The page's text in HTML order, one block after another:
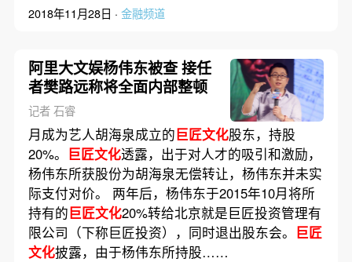
2018年11月28日 · 金融频道
阿里大文娱杨伟东被查 接任
者樊路远称将全面内部整顿
记者 石睿
月成为艺人胡海泉成立的巨匠文化股东，持股
20%。 巨匠文化透露，出于对人才的吸引和激励，
杨伟东所获股份为胡海泉无偿转让，杨伟东并未实
际支付对价。 两年后，杨伟东于2015年10月将所
持有的巨匠文化20%转给北京就是巨匠投资管理有
限公司（下称巨匠投资），同时退出股东会。 巨匠
文化披露，由于杨伟东所持股……